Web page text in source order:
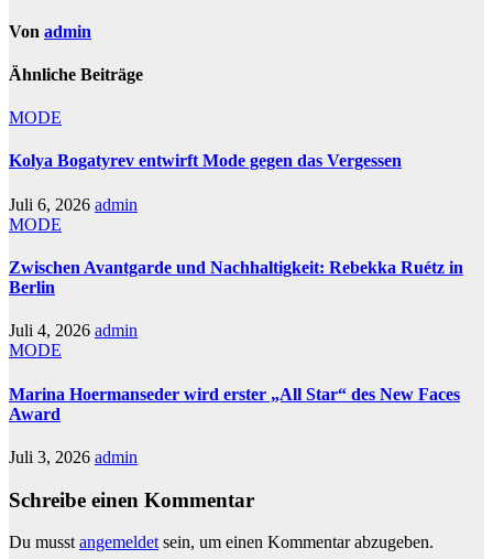
Von admin
Ähnliche Beiträge
MODE
Kolya Bogatyrev entwirft Mode gegen das Vergessen
Juli 6, 2026 admin
MODE
Zwischen Avantgarde und Nachhaltigkeit: Rebekka Ruétz in
Berlin
Juli 4, 2026 admin
MODE
Marina Hoermanseder wird erster „All Star“ des New Faces
Award
Juli 3, 2026 admin
Schreibe einen Kommentar
Du musst angemeldet sein, um einen Kommentar abzugeben.